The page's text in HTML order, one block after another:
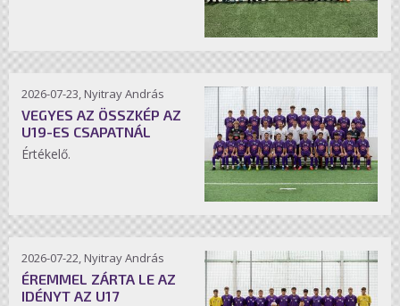
2026-07-23, Nyitray András
VEGYES AZ ÖSSZKÉP AZ
U19-ES CSAPATNÁL
Értékelő.
2026-07-22, Nyitray András
ÉREMMEL ZÁRTA LE AZ
IDÉNYT AZ U17